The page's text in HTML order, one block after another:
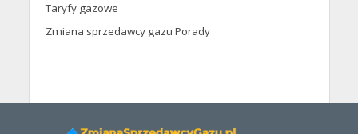
Taryfy gazowe
Zmiana sprzedawcy gazu Porady